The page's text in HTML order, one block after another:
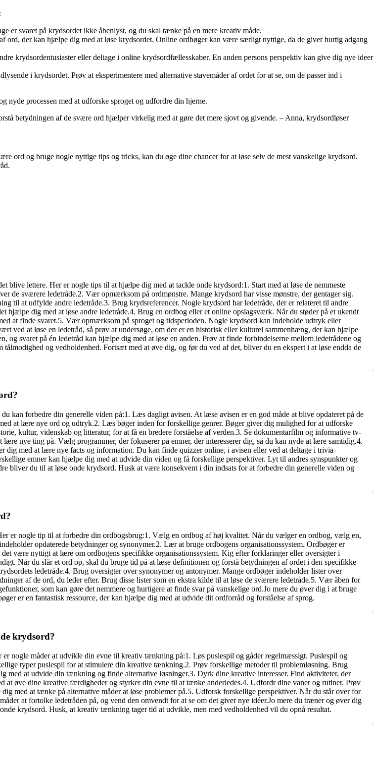
er svaret på krydsordet ikke åbenlyst, og du skal tænke på en mere kreativ måde.
ord, der kan hjælpe dig med at løse krydsordet. Online ordbøger kan være særligt nyttige, da de giver hurtig adgang
krydsordentusiaster eller deltage i online krydsordfællesskaber. En anden persons perspektiv kan give dig nye ideer
i krydsordet. Prøv at eksperimentere med alternative stavemåder af ordet for at se, om de passer ind i
nyde processen med at udforske sproget og udfordre din hjerne.
betydningen af de svære ord hjælper virkelig med at gøre det mere sjovt og givende. – Anna, krydsordløser
ord og bruge nogle nyttige tips og tricks, kan du øge dine chancer for at løse selv de mest vanskelige krydsord.
blive lettere. Her er nogle tips til at hjælpe dig med at tackle onde krydsord:1. Start med at løse de nemmeste
de sværere ledetråde.2. Vær opmærksom på ordmønstre. Mange krydsord har visse mønstre, der gentager sig.
til at udfylde andre ledetråde.3. Brug krydsreferencer. Nogle krydsord har ledetråde, der er relateret til andre
hjælpe dig med at løse andre ledetråde.4. Brug en ordbog eller et online opslagsværk. Når du støder på et ukendt
at finde svaret.5. Vær opmærksom på sproget og tidsperioden. Nogle krydsord kan indeholde udtryk eller
ved at løse en ledetråd, så prøv at undersøge, om der er en historisk eller kulturel sammenhæng, der kan hjælpe
svaret på én ledetråd kan hjælpe dig med at løse en anden. Prøv at finde forbindelserne mellem ledetrådene og
og vedholdenhed. Fortsæt med at øve dig, og før du ved af det, bliver du en ekspert i at løse endda de
kan forbedre din generelle viden på:1. Læs dagligt avisen. At læse avisen er en god måde at blive opdateret på de
at lære nye ord og udtryk.2. Læs bøger inden for forskellige genrer. Bøger giver dig mulighed for at udforske
kultur, videnskab og litteratur, for at få en bredere forståelse af verden.3. Se dokumentarfilm og informative tv-
nye ting på. Vælg programmer, der fokuserer på emner, der interesserer dig, så du kan nyde at lære samtidig.4.
med at lære nye facts og information. Du kan finde quizzer online, i avisen eller ved at deltage i trivia-
emner kan hjælpe dig med at udvide din viden og få forskellige perspektiver. Lyt til andres synspunkter og
bliver du til at løse onde krydsord. Husk at være konsekvent i din indsats for at forbedre din generelle viden og
er nogle tip til at forbedre din ordbogsbrug:1. Vælg en ordbog af høj kvalitet. Når du vælger en ordbog, vælg en,
opdaterede betydninger og synonymer.2. Lær at bruge ordbogens organisationssystem. Ordbøger er
være nyttigt at lære om ordbogens specifikke organisationssystem. Kig efter forklaringer eller oversigter i
Når du slår et ord op, skal du bruge tid på at læse definitionen og forstå betydningen af ordet i den specifikke
ledetråde.4. Brug oversigter over synonymer og antonymer. Mange ordbøger indeholder lister over
af de ord, du leder efter. Brug disse lister som en ekstra kilde til at løse de sværere ledetråde.5. Vær åben for
som kan gøre det nemmere og hurtigere at finde svar på vanskelige ord.Jo mere du øver dig i at bruge
er en fantastisk ressource, der kan hjælpe dig med at udvide dit ordforråd og forståelse af sprog.
krydsord?
nogle måder at udvikle din evne til kreativ tænkning på:1. Løs puslespil og gåder regelmæssigt. Puslespil og
typer puslespil for at stimulere din kreative tænkning.2. Prøv forskellige metoder til problemløsning. Brug
med at udvide din tænkning og finde alternative løsninger.3. Dyrk dine kreative interesser. Find aktiviteter, der
øve dine kreative færdigheder og styrker din evne til at tænke anderledes.4. Udfordr dine vaner og rutiner. Prøv
med at tænke på alternative måder at løse problemer på.5. Udforsk forskellige perspektiver. Når du står over for
at fortolke ledetråden på, og vend den omvendt for at se om det giver nye idéer.Jo mere du træner og øver dig
krydsord. Husk, at kreativ tænkning tager tid at udvikle, men med vedholdenhed vil du opnå resultat.